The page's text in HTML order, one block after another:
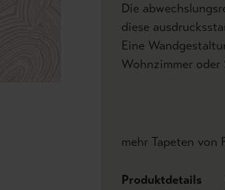
Die
diese
Eine
Wohnzimmer oder
mehr Tapeten von
Produktdetails